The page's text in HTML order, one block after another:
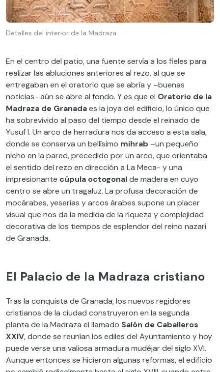
Detalles del interior de la Madraza
En el centro del patio, una fuente servía a los fieles para
realizar las abluciones anteriores al rezo, al que se
entregaban en el oratorio que se abría y –buenas
noticias- aún se abre al fondo. Y es que el Oratorio de la
Madraza de Granadaes la joya del edificio, lo único que
ha sobrevivido al paso del tiempo desde el reinado de
Yusuf I. Un arco de herradura nos da acceso a esta sala,
donde se conserva un bellísimo mihrab –un pequeño
nicho en la pared, precedido por un arco, que orientaba
el sentido del rezo en dirección a La Meca- y una
impresionante cúpula octogonalde madera en cuyo
centro se abre un tragaluz. La profusa decoración de
mocárabes, yeserías y arcos árabes supone un placer
visual que nos da la medida de la riqueza y complejidad
decorativa de los tiempos de esplendor del reino nazarí
de Granada.
El Palacio de la Madraza cristiano
Tras la conquista de Granada, los nuevos regidores
cristianos de la ciudad construyeron en la segunda
planta de la Madraza el llamado Salón de Caballeros
XXIV, donde se reunían los ediles del Ayuntamiento y hoy
puede verse una valiosa armadura mudéjar del siglo XVI.
Aunque entonces se hicieron algunas reformas, el edificio